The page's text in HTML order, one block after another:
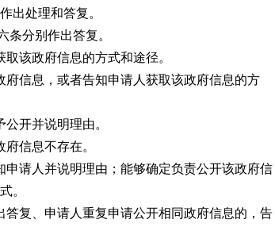
出处理和答复。
条分别作出答复。
该政府信息的方式和途径。
府信息，或者告知申请人获取该政府信息的方
开并说明理由。
信息不存在。
申请人并说明理由；能够确定负责公开该政府信
。
答复、申请人重复申请公开相同政府信息的，告